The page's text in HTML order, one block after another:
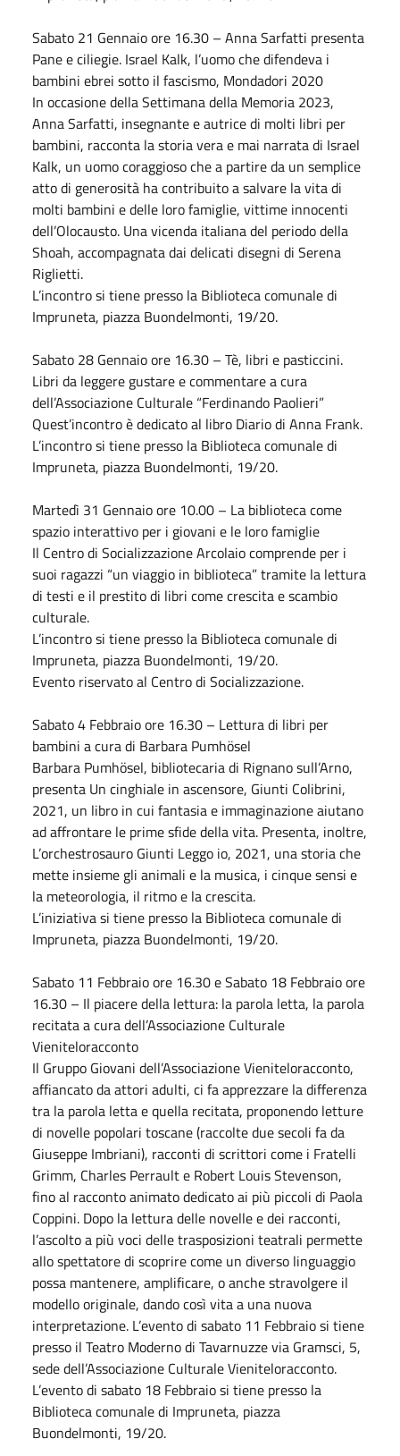
Sabato 21 Gennaioore 16.30 – Anna Sarfatti presenta
Pane e ciliegie. Israel Kalk, l’uomo che difendeva i
bambini ebrei sotto il fascismo, Mondadori 2020
In occasione della Settimana della Memoria 2023,
Anna Sarfatti, insegnante e autrice di molti libri per
bambini, racconta la storia vera e mai narrata di Israel
Kalk, un uomo coraggioso che a partire da un semplice
atto di generosità ha contribuito a salvare la vita di
molti bambini e delle loro famiglie, vittime innocenti
dell’Olocausto. Una vicenda italiana del periodo della
Shoah, accompagnata dai delicati disegni di Serena
Riglietti.
L’incontro si tiene presso la Biblioteca comunale di
Impruneta, piazza Buondelmonti, 19/20.
Sabato 28 Gennaioore 16.30 – Tè, libri e pasticcini.
Libri da leggere gustare e commentare a cura
dell’Associazione Culturale “Ferdinando Paolieri”
Quest’incontro è dedicato al libro Diario di Anna Frank.
L’incontro si tiene presso la Biblioteca comunale di
Impruneta, piazza Buondelmonti, 19/20.
Martedì 31 Gennaioore 10.00 – La biblioteca come
spazio interattivo per i giovani e le loro famiglie
Il Centro di Socializzazione Arcolaio comprende per i
suoi ragazzi “un viaggio in biblioteca” tramite la lettura
di testi e il prestito di libri come crescita e scambio
culturale.
L’incontro si tiene presso la Biblioteca comunale di
Impruneta, piazza Buondelmonti, 19/20.
Evento riservato al Centro di Socializzazione.
Sabato4 Febbraioore 16.30 – Lettura di libri per
bambini a cura di Barbara Pumhösel
Barbara Pumhösel, bibliotecaria di Rignano sull’Arno,
presenta Un cinghiale in ascensore, Giunti Colibrini,
2021, un libro in cui fantasia e immaginazione aiutano
ad affrontare le prime sfide della vita. Presenta, inoltre,
L’orchestrosauro Giunti Leggo io, 2021, una storia che
mette insieme gli animali e la musica, i cinque sensi e
la meteorologia, il ritmo e la crescita.
L’iniziativa si tiene presso la Biblioteca comunale di
Impruneta, piazza Buondelmonti, 19/20.
Sabato 11 Febbraioore 16.30 eSabato 18 Febbraioore
16.30 – Il piacere della lettura: la parola letta, la parola
recitata a cura dell’Associazione Culturale
Vieniteloracconto
Il Gruppo Giovani dell’Associazione Vieniteloracconto,
affiancato da attori adulti, ci fa apprezzare la differenza
tra la parola letta e quella recitata, proponendo letture
di novelle popolari toscane (raccolte due secoli fa da
Giuseppe Imbriani), racconti di scrittori come i Fratelli
Grimm, Charles Perrault e Robert Louis Stevenson,
fino al racconto animato dedicato ai più piccoli di Paola
Coppini. Dopo la lettura delle novelle e dei racconti,
l’ascolto a più voci delle trasposizioni teatrali permette
allo spettatore di scoprire come un diverso linguaggio
possa mantenere, amplificare, o anche stravolgere il
modello originale, dando così vita a una nuova
interpretazione. L’evento di sabato 11 Febbraiosi tiene
presso il Teatro Moderno di Tavarnuzze via Gramsci, 5,
sede dell’Associazione Culturale Vieniteloracconto.
L’evento di sabato 18 Febbraiosi tiene presso la
Biblioteca comunale di Impruneta, piazza
Buondelmonti, 19/20.